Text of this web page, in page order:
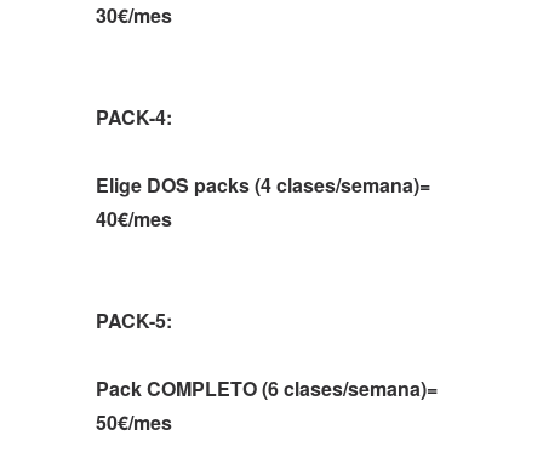
30€/mes
PACK-4:
Elige DOS packs (4 clases/semana)=
40€/mes
PACK-5:
Pack COMPLETO (6 clases/semana)=
50€/mes